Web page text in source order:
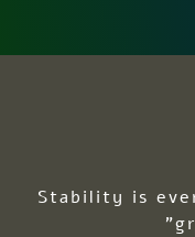
"Stability is